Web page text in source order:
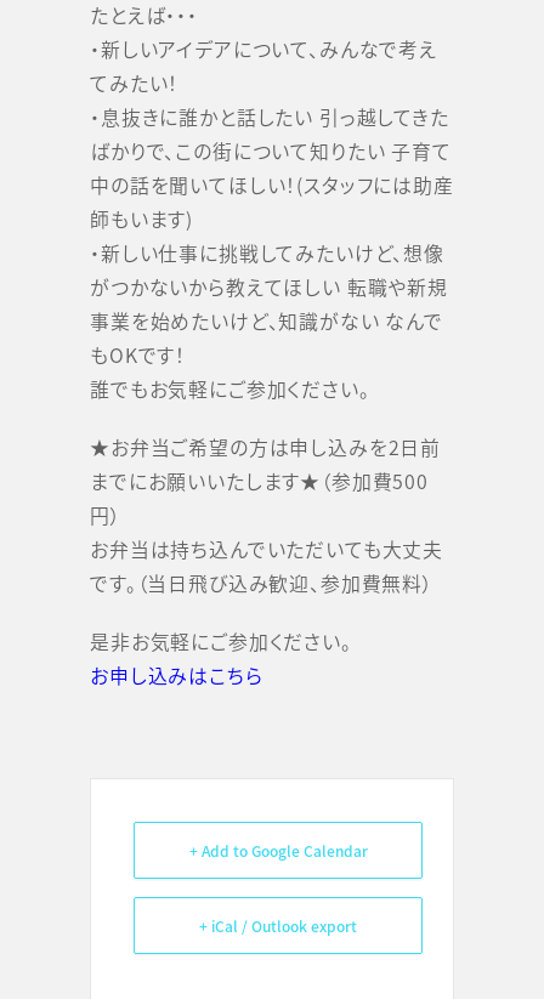
たとえば・・・
・新しいアイデアについて、みんなで考え
てみたい！
・息抜きに誰かと話したい 引っ越してきた
ばかりで、この街について知りたい 子育て
中の話を聞いてほしい！(スタッフには助産
師もいます)
・新しい仕事に挑戦してみたいけど、想像
がつかないから教えてほしい 転職や新規
事業を始めたいけど、知識がない なんで
もOKです！
誰でもお気軽にご参加ください。
★お弁当ご希望の方は申し込みを2日前
までにお願いいたします★（参加費500
円）
お弁当は持ち込んでいただいても大丈夫
です。（当日飛び込み歓迎、参加費無料）
是非お気軽にご参加ください。
お申し込みはこちら
+ Add to Google Calendar
+ iCal / Outlook export